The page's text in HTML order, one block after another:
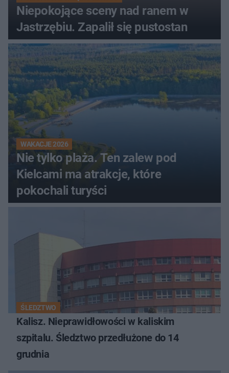
Niepokojące sceny nad ranem w
Jastrzębiu. Zapalił się pustostan
WAKACJE 2026
Nie tylko plaża. Ten zalew pod
Kielcami ma atrakcje, które
pokochali turyści
ŚLEDZTWO
Kalisz. Nieprawidłowości w kaliskim
szpitalu. Śledztwo przedłużone do 14
grudnia